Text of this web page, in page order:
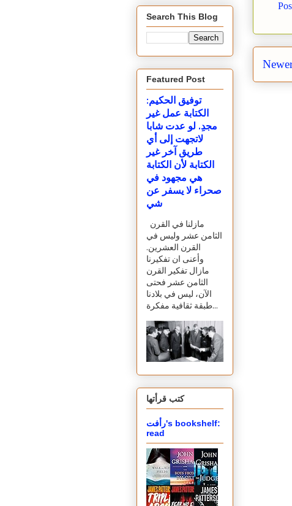
Search This Blog
Featured Post
توفيق الحكيم:
الكتابة عمل غير
مجدِ. لو عدت شابا
لاتجهت إلى أي
طريق آخر غير
الكتابة لأن الكتابة
هي مجهود في
صحراء لا يسفر عن
شي
الثامن عشر وليس في
القرن العشرين.
وأعنى ان تفكيرنا
مازال تفكير القرن
الثامن عشر فحتى
الآن، ليس في بلادنا
طبقة ثقافية مفكرة...
كتب قرأتها
رأفت's bookshelf:
read